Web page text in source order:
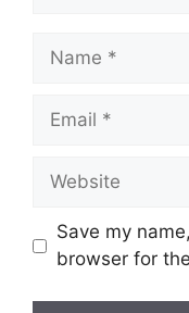
Name
Email
Website
Save my
browser for